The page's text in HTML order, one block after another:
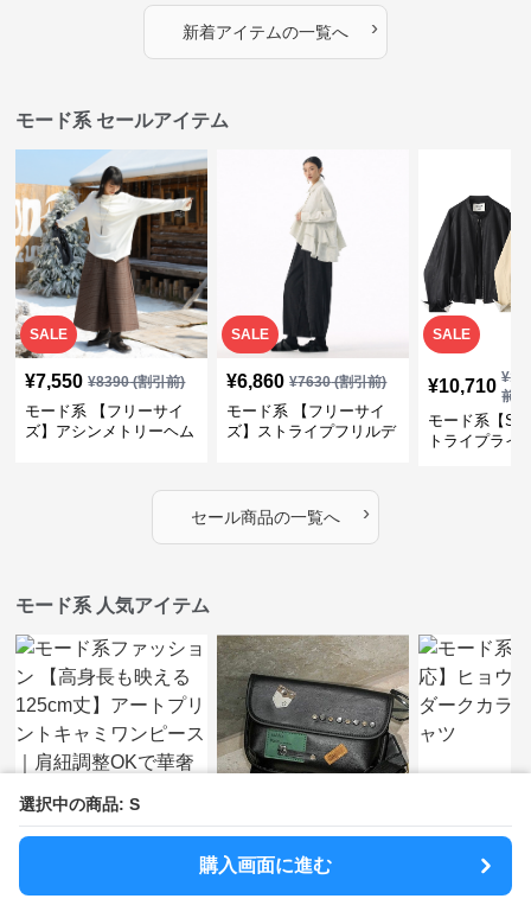
選択中の商品: S
購入画面に進む
カバー・大人モード
新着アイテムの一覧へ ›
モード系 セールアイテム
SALE
¥7,550 ¥8390(割引前)
モード系 【フリーサイ
ズ】アシンメトリーヘム
SALE
¥6,860 ¥7630(割引前)
モード系 【フリーサイ
ズ】ストライプフリルデ
SALE
¥10,710 ¥
前)
モード系【S
トライプライ
セール商品の一覧へ ›
モード系 人気アイテム
モード系ファッション
¥4,980 (税込)
モード系 【ユニセック
5,980
モード系【S